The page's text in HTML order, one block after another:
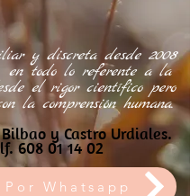
y Castro Urdiales.
608 01 14 02
Whatsapp
y discreta desde 2008
en todo lo referente a la
el rigor científico pero
la comprensión humana.